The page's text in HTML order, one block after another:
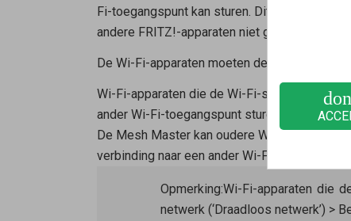
Fi-toegangspunt kan sturen. Dit is niet
andere FRITZ!-apparaten niet goed in het
De Wi-Fi-apparaten moeten de standaarden
Wi-Fi-apparaten die de Wi-Fi-standaarden
ander Wi-Fi-toegangspunt sturen.
De Mesh Masterkan oudere Wi-Fi-
verbinding naar een ander Wi-Fi-netwerk
Opmerking:Wi-Fi-apparaten die
netwerk (‘Draadloos netwerk’) >